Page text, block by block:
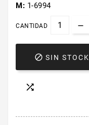
M: 1-6994
CANTIDAD
 SIN STOCK
